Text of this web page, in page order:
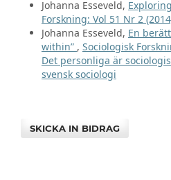
Johanna Esseveld,
Forskning: Vol 51 Nr 2
Johanna Esseveld, En
within” , Sociologisk
Det personliga är
svensk sociologi
SKICKA IN BIDRAG